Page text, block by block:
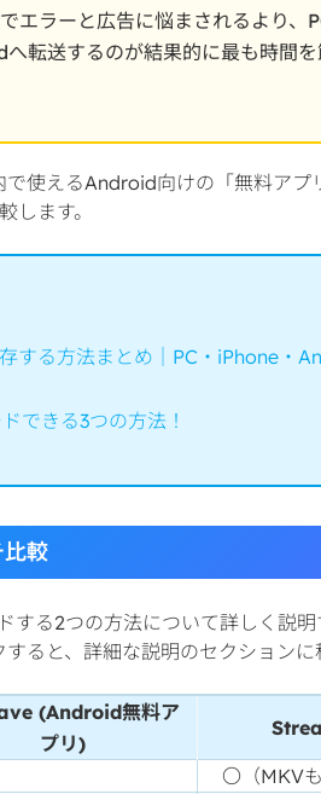
エラーと広告に悩まされるより、
転送するのが結果的に最も時間
使えるAndroid向けの「無料アプ
します。
する方法まとめ｜PC・iPhone・
できる3つの方法！
較
る2つの方法について詳しく説
ると、詳細な説明のセクションに
(Android無料ア
プリ)
〇（MKV